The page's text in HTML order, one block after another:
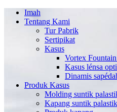
Imah
Tentang Kami
Tur Pabrik
Sertipikat
Kasus
Vortex
Kasus lénsa
Dinamis
Produk Kasus
Molding suntik
Kapang suntik palastik